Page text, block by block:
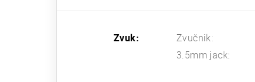
Zvuk: Zvučnik:
3.5mm jack: